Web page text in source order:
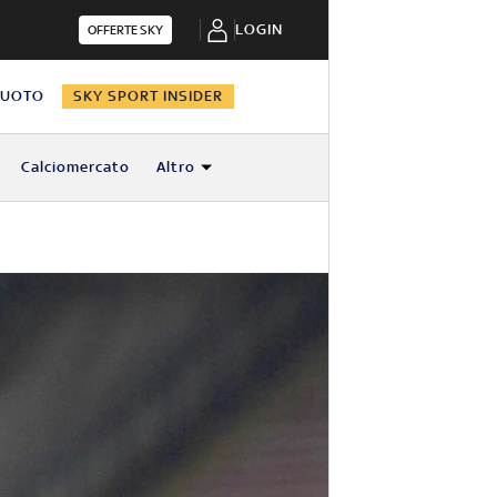
OFFERTE SKY LOGIN
SKY SPORT INSIDER
Calciomercato Altro